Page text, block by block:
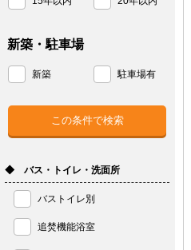
新築・駐車場
新築 駐車場有
◆ バス・トイレ・洗面所
バストイレ別
追焚機能浴室